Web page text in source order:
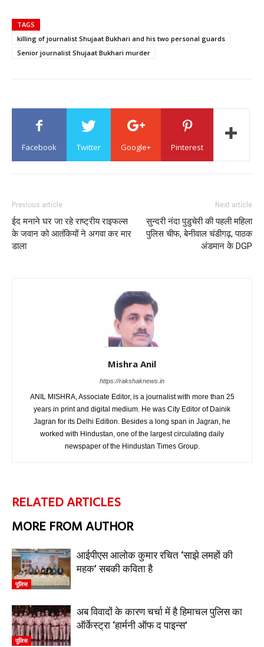
TAGS
killing of journalist Shujaat Bukhari and his two personal guards
Senior journalist Shujaat Bukhari murder
Facebook Twitter Google+ Pinterest
Previous article
ईद मनाने घर जा रहे राष्ट्रीय राइफल्स
के जवान को आतंकियों ने अगवा कर मार
डाला
Next article
सुन्दरी नंदा पुडुचेरी की पहली महिला
पुलिस चीफ, बेनीवाल चंडीगढ़, पाठक
अंडमान के DGP
Mishra Anil
https://rakshaknews.in
ANIL MISHRA, Associate Editor, is a journalist with more than 25
years in print and digital medium. He was City Editor of Dainik
Jagran for its Delhi Edition. Besides a long span in Jagran, he
worked with Hindustan, one of the largest circulating daily
newspaper of the Hindustan Times Group.
RELATED ARTICLES
MORE FROM AUTHOR
पुलिस
आईपीएस आलोक कुमार रचित ‘साझे लमहों की
महक’ सबकी कविता है
पुलिस
अब विवादों के कारण चर्चा में है हिमाचल पुलिस का
ऑर्केस्ट्रा ‘हार्मनी ऑफ द पाइन्स’